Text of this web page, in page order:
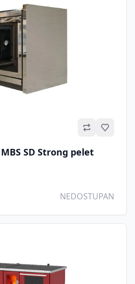
SD Strong pelet
NEDOSTUPAN